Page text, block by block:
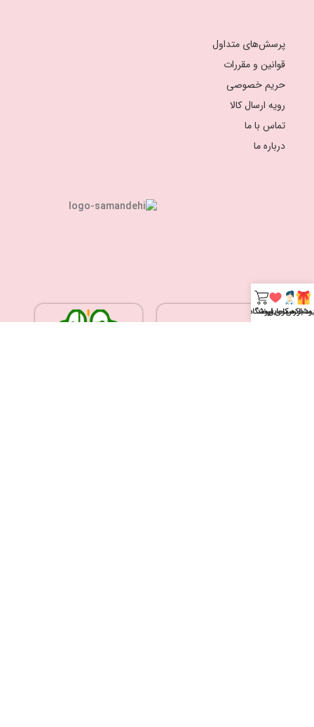
پرسش‌های متداول
قوانین و مقررات
حریم خصوصی
رویه ارسال کالا
تماس با ما
درباره ما
باکس
مشاوره مامایی
سکوی لبخند
فروشگاه